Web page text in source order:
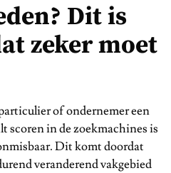
Dit is
zeker moet
of ondernemer een
scoren in de zoekmachines is
Dit komt doordat
veranderend vakgebied